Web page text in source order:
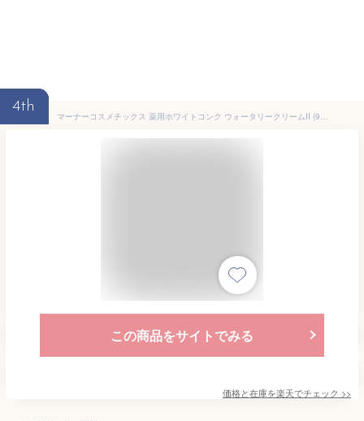
4th
マーナーコスメチックス 薬用ホワイトコンク ウォータリークリームII (90g) ボディクリーム 【医薬部外品】
この商品をサイトでみる
価格と在庫を楽天でチェック >>